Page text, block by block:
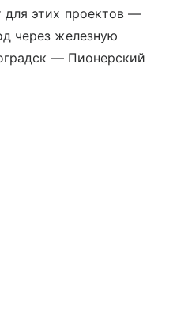
для этих проектов —
через железную
— Пионерский